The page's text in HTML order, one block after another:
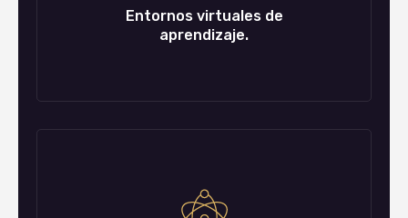
Entornos virtuales de
aprendizaje.